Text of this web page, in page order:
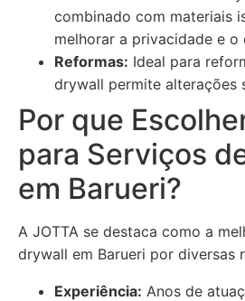
combinado com materiais
melhorar a privacidade e
Reformas: Ideal para
drywall permite alterações
Por que
para Serviços
em Barueri?
A JOTTA se destaca como a
drywall em Barueri por diversas
Experiência: Anos de